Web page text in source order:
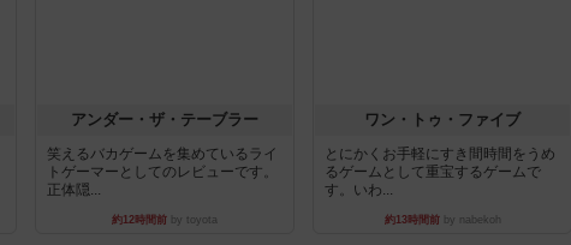
アンダー・ザ・テーブラー
笑えるバカゲームを集めているライ
トゲーマーとしてのレビューです。
正体隠...
約12時間前 by toyota
ワン・トゥ・ファイブ
とにかくお手軽にすき間時間をうめ
るゲームとして重宝するゲームで
す。いわ...
約13時間前by nabekoh